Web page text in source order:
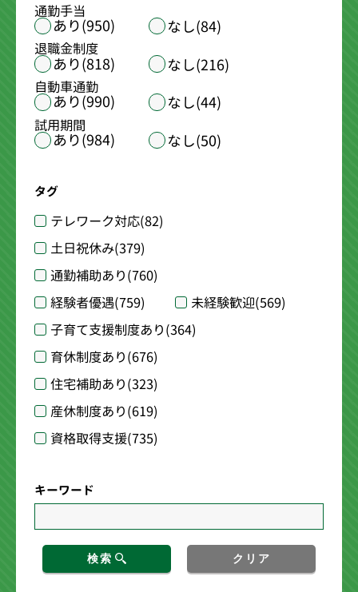
通勤手当
あり(950) なし(84)
退職金制度
あり(818) なし(216)
自動車通勤
あり(990) なし(44)
試用期間
あり(984) なし(50)
タグ
テレワーク対応(82)
土日祝休み(379)
通勤補助あり(760)
経験者優遇(759) 未経験歓迎(569)
子育て支援制度あり(364)
育休制度あり(676)
住宅補助あり(323)
産休制度あり(619)
資格取得支援(735)
キーワード
検索 クリア